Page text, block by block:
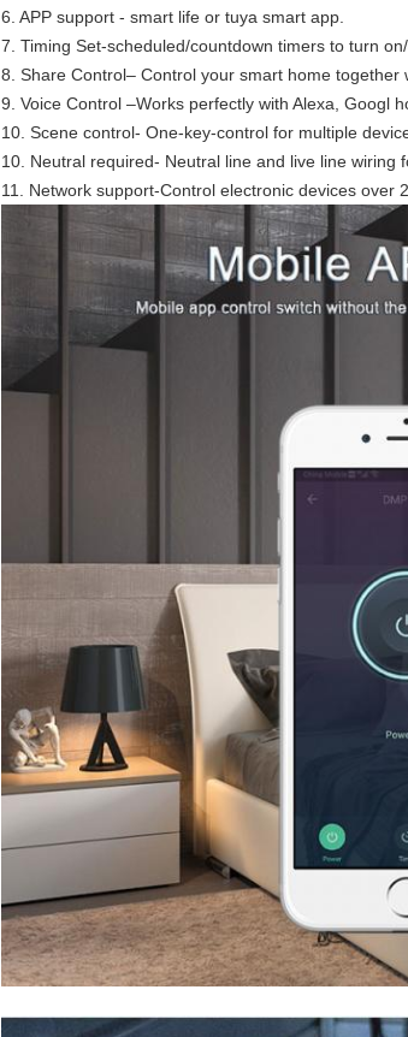
6. APP support - smart life or tuya smart app.
7. Timing Set-scheduled/countdown timers to turn
8. Share Control– Control your smart home together
9. Voice Control –Works perfectly with Alexa, Googl
10. Scene control- One-key-control for multiple
10. Neutral required- Neutral line and live line wiring
11. Network support-Control electronic devices over